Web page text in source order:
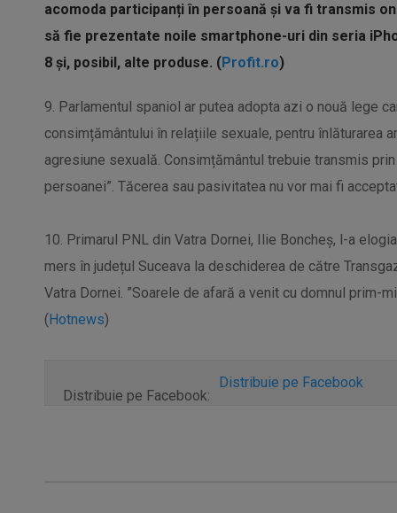
acomoda participanți în persoană și va fi transmis
să fie prezentate noile smartphone-uri din seria
8 și, posibil, alte produse. (Profit.ro)
9. Parlamentul spaniol ar putea adopta azi o nouă lege
consimțământului în relațiile sexuale, pentru înlăturarea
agresiune sexuală. Consimțământul trebuie transmis
persoanei”. Tăcerea sau pasivitatea nu vor mai fi
10. Primarul PNL din Vatra Dornei, Ilie Boncheș, l-a
mers în județul Suceava la deschiderea de către
Vatra Dornei. ”Soarele de afară a venit cu domnul prim-
(Hotnews)
Distribuie pe Facebook:
Distribuie pe Facebook